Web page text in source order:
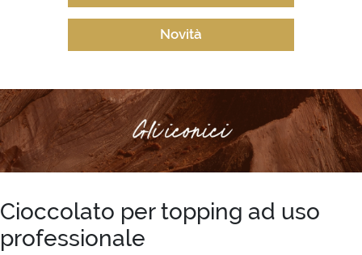
Novità
Cioccolato per topping ad uso
professionale